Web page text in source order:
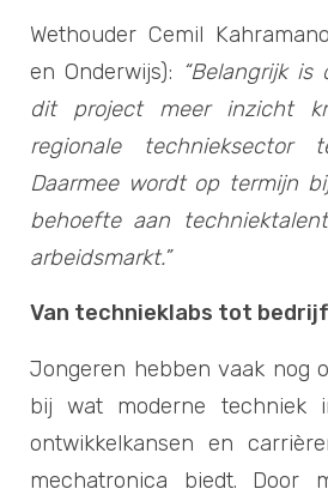
Wethouder Cemil
en Onderwijs): “Belangrijk
dit project meer inzicht
regionale technieksector
Daarmee wordt op termijn
behoefte aan
arbeidsmarkt.”
Van technieklabs tot
Jongeren hebben vaak nog
bij wat moderne techniek
ontwikkelkansen en
mechatronica biedt. Door